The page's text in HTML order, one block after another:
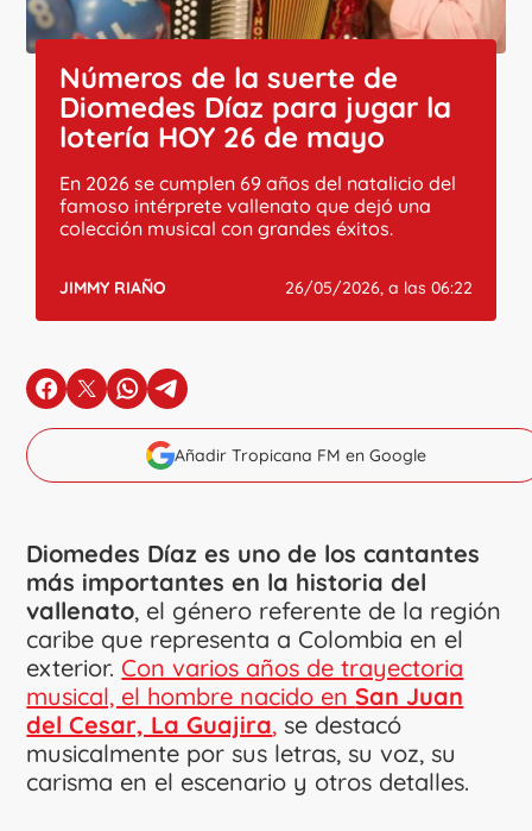
Números de la suerte de
Diomedes Díaz para jugar la
lotería HOY 26 de mayo
En 2026 se cumplen 69 años del natalicio del
famoso intérprete vallenato que dejó una
colección musical con grandes éxitos.
JIMMY RIAÑO 26/05/2026, a las 06:22
en Facebook
en Xen Whatsapp
en Telegram
Añadir Tropicana FM en Google
Diomedes Díaz es uno de los cantantes
más importantes en la historia del
vallenato, el género referente de la región
caribe que representa a Colombia en el
exterior. Con varios años de trayectoria
musical, el hombre nacido enSan Juan
del Cesar, La Guajira, se destacó
musicalmente por sus letras, su voz, su
carisma en el escenario y otros detalles.